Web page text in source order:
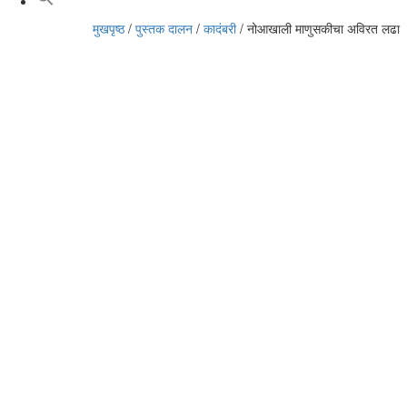
मुखपृष्ठ/ पुस्तक दालन / कादंबरी/ नोआखाली माणुसकीचा अविरत लढा